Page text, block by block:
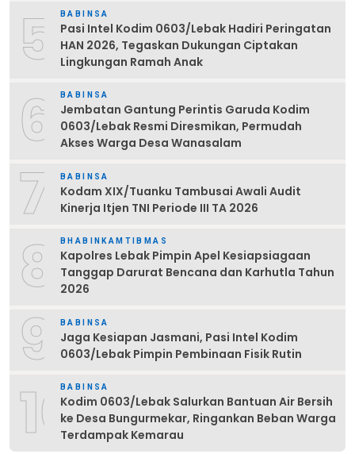
5 BABINSA
Pasi Intel Kodim 0603/Lebak Hadiri Peringatan
HAN 2026, Tegaskan Dukungan Ciptakan
Lingkungan Ramah Anak
6 BABINSA
Jembatan Gantung Perintis Garuda Kodim
0603/Lebak Resmi Diresmikan, Permudah
Akses Warga Desa Wanasalam
7 BABINSA
Kodam XIX/Tuanku Tambusai Awali Audit
Kinerja Itjen TNI Periode III TA 2026
8 BHABINKAMTIBMAS
Kapolres Lebak Pimpin Apel Kesiapsiagaan
Tanggap Darurat Bencana dan Karhutla Tahun
2026
9 BABINSA
Jaga Kesiapan Jasmani, Pasi Intel Kodim
0603/Lebak Pimpin Pembinaan Fisik Rutin
10BABINSA
Kodim 0603/Lebak Salurkan Bantuan Air Bersih
ke Desa Bungurmekar, Ringankan Beban Warga
Terdampak Kemarau